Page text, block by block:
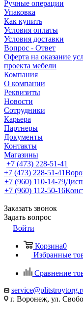
Ручные операции
Упаковка
Как купить
Условия оплаты
Условия доставки
Вопрос - Ответ
Оферта на оказание
проекта мебели
Компания
О компании
Реквизиты
Новости
Сотрудники
Карьера
Партнеры
Документы
Контакты
Магазины
+7 (473) 228-51-41
+7 (473) 228-51-41
+7 (960) 110-14-79
+7 (960) 112-50-16
Заказать звонок
Задать вопрос
Войти
Корзина0
Избранные
Сравнение
г. Воронеж, ул.